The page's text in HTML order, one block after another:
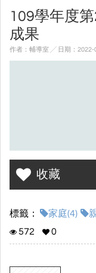
109學年度
成果
作者：輔導室 ╱ 日期：
收藏
標籤： 家庭(4)
572
0